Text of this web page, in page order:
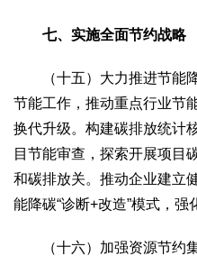
七、实施全面节约战略
（十五）大力推进节能降
节能工作，推动重点行业节
换代升级。构建碳排放统计
目节能审查，探索开展项目
和碳排放关。推动企业建立
能降碳“诊断+改造”模式，强
（十六）加强资源节约集